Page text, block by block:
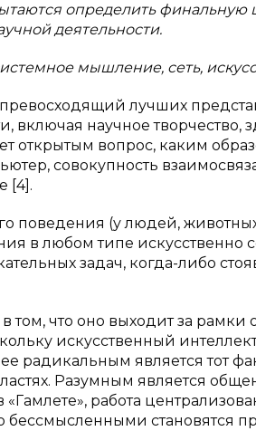
определить финальную
деятельности.
мышление, сеть,
лучших
включая научное творчество,
открытым вопрос, каким
совокупность
[4].
поведения (у людей,
в любом типе искусственно
задач, когда-либо
том, что оно выходит за рамки
искусственный
является тот
Разумным является
работа
становятся